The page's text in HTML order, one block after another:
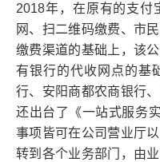
2018年，在原有的支付
网、扫二维码缴费、市
缴费渠道的基础上，该
有银行的代收网点的基
行、安阳商都农商银行
还出台了《一站式服务
事项皆可在公司营业厅
转到各个业务部门，由